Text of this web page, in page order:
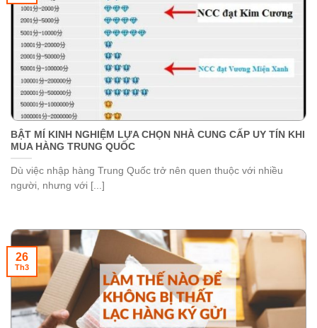
BẬT MÍ KINH NGHIỆM LỰA CHỌN NHÀ CUNG CẤP UY TÍN KHI
MUA HÀNG TRUNG QUỐC
Dù việc nhập hàng Trung Quốc trở nên quen thuộc với nhiều
người, nhưng với [...]
26
Th3